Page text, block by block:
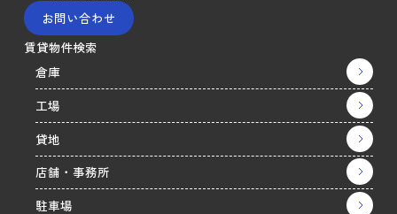
お問い合わせ
賃貸物件検索
倉庫
工場
貸地
店舗・事務所
駐車場